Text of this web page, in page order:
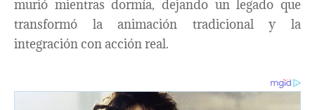
murió mientras dormía, dejando un legado que
transformó la animación tradicional y la
integración con acción real.